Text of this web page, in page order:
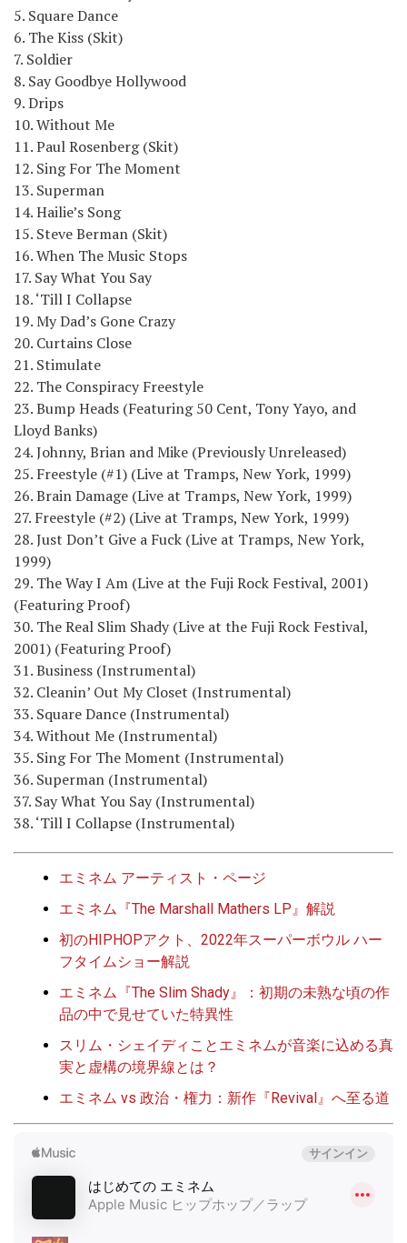
5. Square Dance
6. The Kiss (Skit)
7. Soldier
8. Say Goodbye Hollywood
9. Drips
10. Without Me
11. Paul Rosenberg (Skit)
12. Sing For The Moment
13. Superman
14. Hailie’s Song
15. Steve Berman (Skit)
16. When The Music Stops
17. Say What You Say
18. ‘Till I Collapse
19. My Dad’s Gone Crazy
20. Curtains Close
21. Stimulate
22. The Conspiracy Freestyle
23. Bump Heads (Featuring 50 Cent, Tony Yayo, and
Lloyd Banks)
24. Johnny, Brian and Mike (Previously Unreleased)
25. Freestyle (#1) (Live at Tramps, New York, 1999)
26. Brain Damage (Live at Tramps, New York, 1999)
27. Freestyle (#2) (Live at Tramps, New York, 1999)
28. Just Don’t Give a Fuck (Live at Tramps, New York,
1999)
29. The Way I Am (Live at the Fuji Rock Festival, 2001)
(Featuring Proof)
30. The Real Slim Shady (Live at the Fuji Rock Festival,
2001) (Featuring Proof)
31. Business (Instrumental)
32. Cleanin’ Out My Closet (Instrumental)
33. Square Dance (Instrumental)
34. Without Me (Instrumental)
35. Sing For The Moment (Instrumental)
36. Superman (Instrumental)
37. Say What You Say (Instrumental)
38. ‘Till I Collapse (Instrumental)
エミネム アーティスト・ページ
エミネム『The Marshall Mathers LP』解説
初のHIPHOPアクト、2022年スーパーボウル ハー
フタイムショー解説
エミネム『The Slim Shady』：初期の未熟な頃の作
品の中で見せていた特異性
スリム・シェイディことエミネムが音楽に込める真
実と虚構の境界線とは？
エミネム vs 政治・権力：新作『Revival』へ至る道